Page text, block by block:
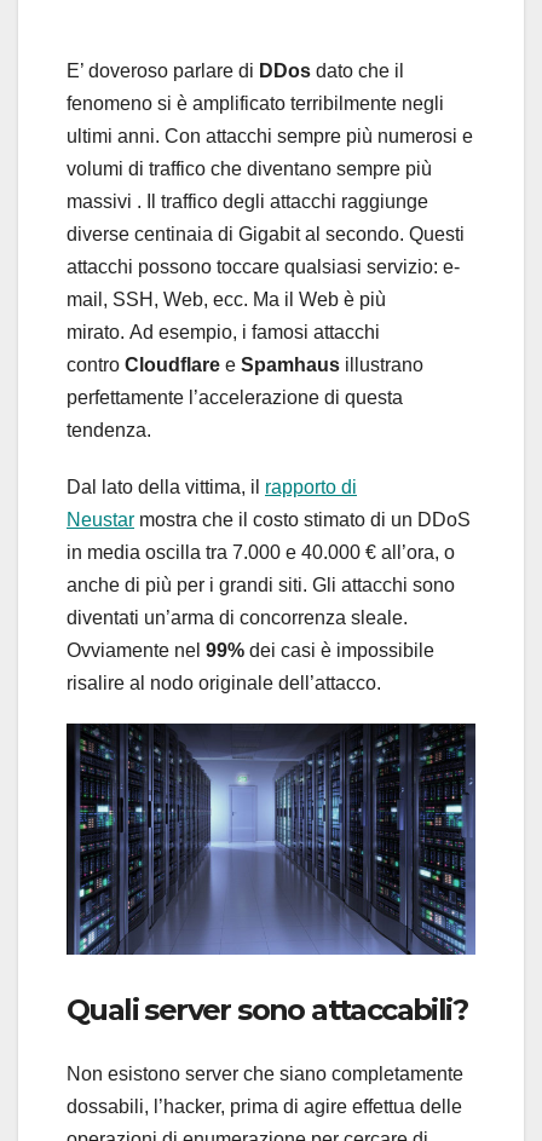
E’ doveroso parlare di DDos dato che il
fenomeno si è amplificato terribilmente negli
ultimi anni. Con attacchi sempre più numerosi e
volumi di traffico che diventano sempre più
massivi . Il traffico degli attacchi raggiunge
diverse centinaia di Gigabit al secondo. Questi
attacchi possono toccare qualsiasi servizio: e-
mail, SSH, Web, ecc. Ma il Web è più
mirato. Ad esempio, i famosi attacchi
contro Cloudflare e Spamhaus illustrano
perfettamente l’accelerazione di questa
tendenza.
Dal lato della vittima, il rapporto di
Neustar mostra che il costo stimato di un DDoS
in media oscilla tra 7.000 e 40.000 € all’ora, o
anche di più per i grandi siti. Gli attacchi sono
diventati un’arma di concorrenza sleale.
Ovviamente nel 99% dei casi è impossibile
risalire al nodo originale dell’attacco.
Quali server sono attaccabili?
Non esistono server che siano completamente
dossabili, l’hacker, prima di agire effettua delle